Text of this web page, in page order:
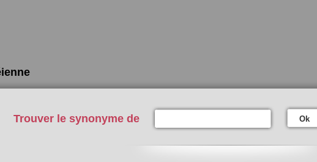
Trouver le synonyme de Ok